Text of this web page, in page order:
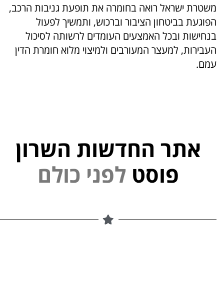
משטרת ישראל רואה בחומרה את תופעת גניבות הרכב,
הפוגעת בביטחון הציבור וברכוש, ותמשיך לפעול
בנחישות ובכל האמצעים העומדים לרשותה לסיכול
העבירות, למעצר המעורבים ולמיצוי מלוא חומרת הדין
עמם.
אתר החדשות השרון
פוסט